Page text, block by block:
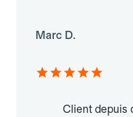
Marc D.
Client depuis